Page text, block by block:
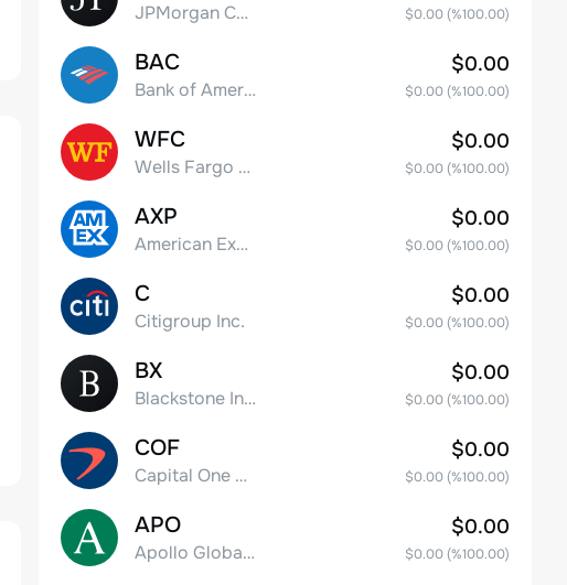
JPMorgan Chase & Co. $0.00(%100.00)
BAC
Bank of America Corporation
$0.00
$0.00(%100.00)
WFC
Wells Fargo & Co.
$0.00
$0.00(%100.00)
AXP
American Express Company
$0.00
$0.00(%100.00)
C
Citigroup Inc.
$0.00
$0.00(%100.00)
BX
Blackstone Inc.
$0.00
$0.00(%100.00)
COF
Capital One Financial
$0.00
$0.00(%100.00)
APO
Apollo Global Management, Inc.
$0.00
$0.00(%100.00)